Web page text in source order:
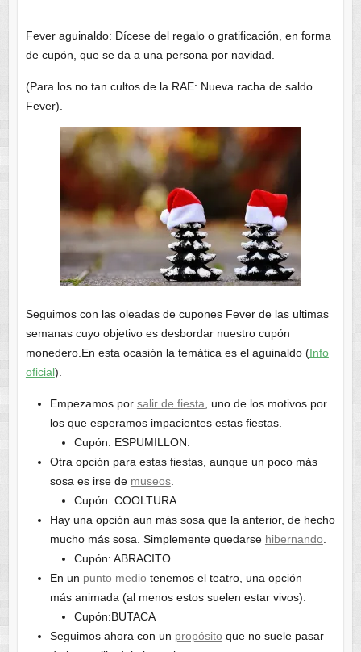
Fever aguinaldo: Dícese del regalo o gratificación, en forma
de cupón, que se da a una persona por navidad.
(Para los no tan cultos de la RAE: Nueva racha de saldo
Fever).
Seguimos con las oleadas de cupones Fever de las ultimas
semanas cuyo objetivo es desbordar nuestro cupón
monedero.En esta ocasión la temática es el aguinaldo (Info
oficial).
Empezamos por salir de fiesta , uno de los motivos por
los que esperamos impacientes estas fiestas.
Cupón: ESPUMILLON.
Otra opción para estas fiestas, aunque un poco más
sosa es irse de museos.
Cupón: COOLTURA
Hay una opción aun más sosa que la anterior, de hecho
mucho más sosa. Simplemente quedarse hibernando
Cupón: ABRACITO
En un punto medio tenemos el teatro, una opción
más animada (al menos estos suelen estar vivos).
Cupón:BUTACA
Seguimos ahora con un propósito que no suele pasar